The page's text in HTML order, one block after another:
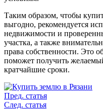
Таким образом, чтобы
выгодно, рекомендуется
недвижимости и
участка, а также
права собственности. Это
поможет получить
кратчайшие сроки.
Пред. статья
След. статья